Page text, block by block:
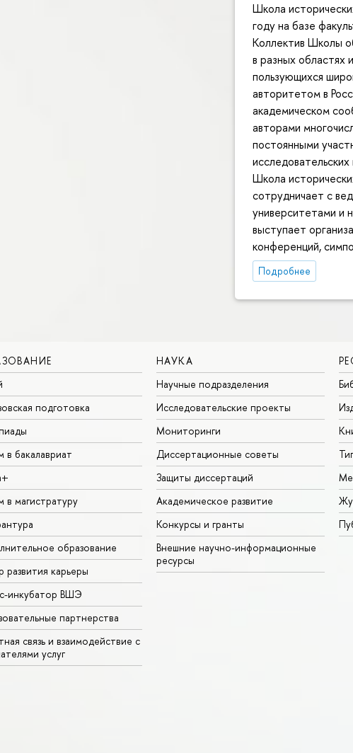
Школа
году на базе
Коллектив Школы
в разных областях
пользующихся
авторитетом в
академическом
авторами
постоянными
Школа
сотрудничает с
университетами и
выступает
конференций,
Подробнее
подготовка
в бакалавриат
в магистратуру
образование
развития карьеры
инкубатор ВШЭ
партнерства
связь и взаимодействие с
услуг
НАУКА
Научные подразделения
Исследовательские проекты
Мониторинги
Диссертационные советы
Защиты диссертаций
Академическое развитие
Конкурсы и гранты
Внешние научно-информационные
ресурсы